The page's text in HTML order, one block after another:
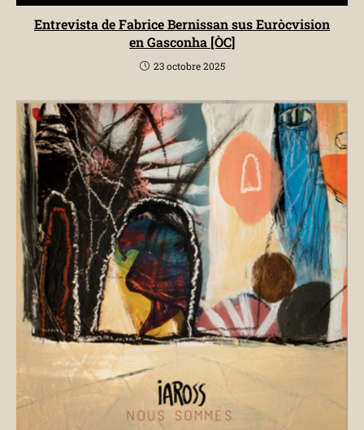
Entrevista de Fabrice Bernissan sus Euròcvision
en Gasconha [ÒC]
23 octobre 2025